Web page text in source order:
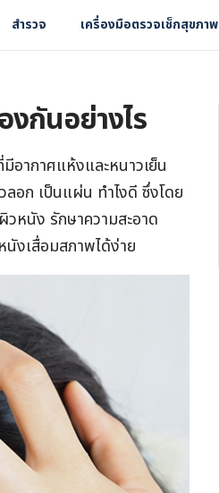
สำรวจ เครื่องมือตรวจเช็กสุขภาพ
กันอย่างไร
อากาศแห้งและหนาวเย็น
อก เป็นแผ่น ทำไงดี ซึ่งโดย
วหนัง รักษาความสะอาด
งเสื่อมสภาพได้ง่าย